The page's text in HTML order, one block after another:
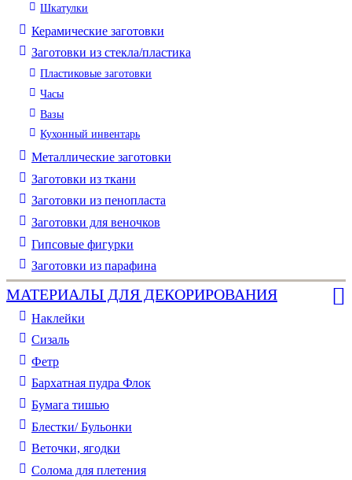
Шкатулки
Керамические заготовки
Заготовки из стекла/пластика
Пластиковые заготовки
Часы
Вазы
Кухонный инвентарь
Металлические заготовки
Заготовки из ткани
Заготовки из пенопласта
Заготовки для веночков
Гипсовые фигурки
Заготовки из парафина
МАТЕРИАЛЫ ДЛЯ ДЕКОРИРОВАНИЯ
Наклейки
Сизаль
Фетр
Бархатная пудра Флок
Бумага тишью
Блестки/ Бульонки
Веточки, ягодки
Солома для плетения